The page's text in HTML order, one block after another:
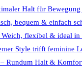
Halt für
bequem & einfach
flexibel & ideal in
Style trifft feminine
Rundum Halt &